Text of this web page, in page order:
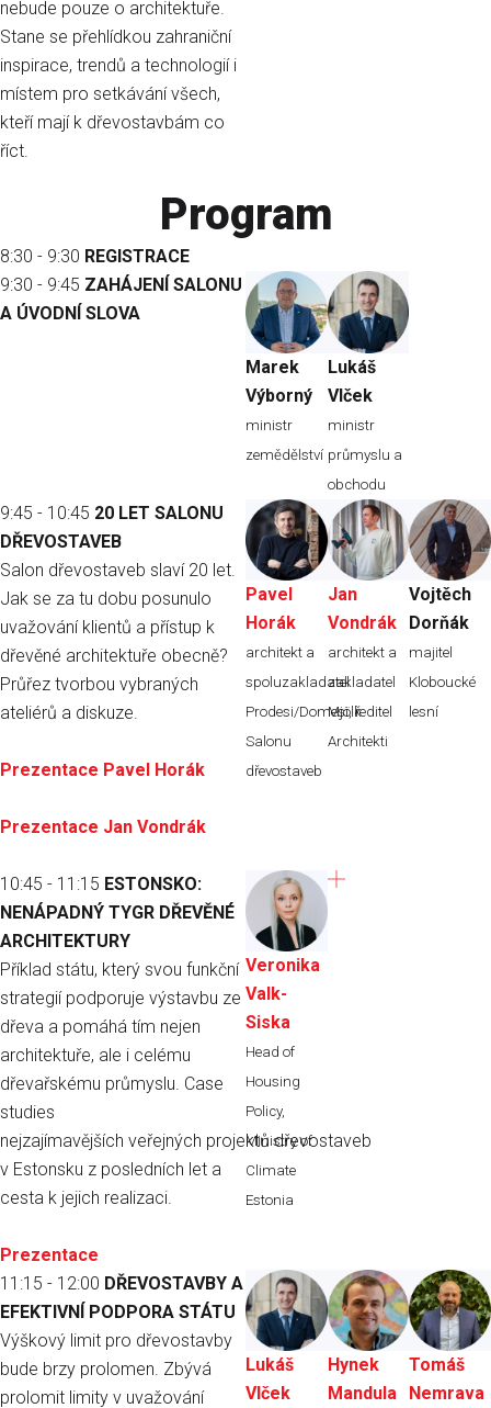
nebude pouze o architektuře.
Stane se přehlídkou zahraniční
inspirace, trendů a technologií i
místem pro setkávání všech,
kteří mají k dřevostavbám co
říct.
Program
8:30 - 9:30 REGISTRACE
9:30 - 9:45 ZAHÁJENÍ SALONU
A ÚVODNÍ SLOVA
Marek
Výborný
ministr
zemědělství
Lukáš
Vlček
ministr
průmyslu a
obchodu
9:45 - 10:45 20 LET SALONU
DŘEVOSTAVEB
Salon dřevostaveb slaví 20 let.
Jak se za tu dobu posunulo
uvažování klientů a přístup k
dřevěné architektuře obecně?
Průřez tvorbou vybraných
ateliérů a diskuze.
Prezentace Pavel Horák
Prezentace Jan Vondrák
Pavel
Horák
architekt a
spoluzakladatel
Prodesi/Domesi, ředitel
Salonu
dřevostaveb
Jan
Vondrák
architekt a
zakladatel
Mjölk
Architekti
Vojtěch
Dorňák
majitel
Kloboucké
lesní
10:45 - 11:15 ESTONSKO:
NENÁPADNÝ TYGR DŘEVĚNÉ
ARCHITEKTURY
Příklad státu, který svou funkční
strategií podporuje výstavbu ze
dřeva a pomáhá tím nejen
architektuře, ale i celému
dřevařskému průmyslu. Case
studies
nejzajímavějších veřejných projektů dřevostaveb
v Estonsku z posledních let a
cesta k jejich realizaci.
Prezentace
Veronika
Valk-
Siska
Head of
Housing
Policy,
Ministry of
Climate
Estonia
11:15 - 12:00 DŘEVOSTAVBY A
EFEKTIVNÍ PODPORA STÁTU
Výškový limit pro dřevostavby
bude brzy prolomen. Zbývá
prolomit limity v uvažování
Lukáš
Vlček
Hynek
Mandula
Tomáš
Nemrava